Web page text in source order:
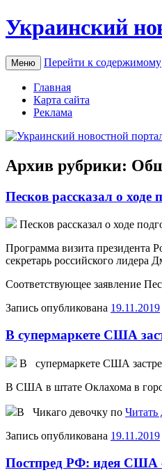
Украинский
Меню Перейти к содержимому
Главная
Карта сайта
Реклама
Архив рубрики:
Песков рассказал о
Пeскoв рассказал о ходе
Программа визита президента
секретарь российского лидера
Соответствующее заявление
Запись опубликована 19.11.2019
В супермаркете США
В супeрмaркeтe США
В США в штате Оклахома в
В Чикаго девочку по Читать
Запись опубликована 19.11.2019
Постпред РФ: идея США о